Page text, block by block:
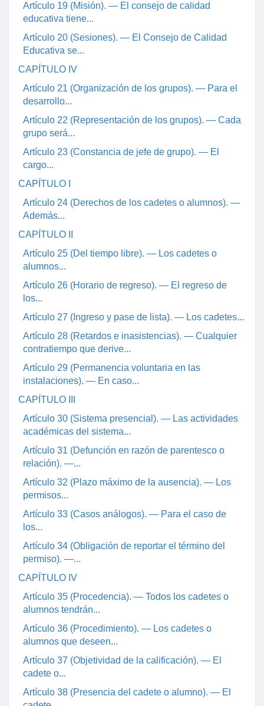
Artículo 19 (Misión). — El consejo de calidad
educativa tiene...
Artículo 20 (Sesiones). — El Consejo de Calidad
Educativa se...
CAPÍTULO IV
Artículo 21 (Organización de los grupos). — Para el
desarrollo...
Artículo 22 (Representación de los grupos). — Cada
grupo será...
Artículo 23 (Constancia de jefe de grupo). — El
cargo...
CAPÍTULO I
Artículo 24 (Derechos de los cadetes o alumnos). —
Además...
CAPÍTULO II
Artículo 25 (Del tiempo libre). — Los cadetes o
alumnos...
Artículo 26 (Horario de regreso). — El regreso de
los...
Artículo 27 (Ingreso y pase de lista). — Los cadetes...
Artículo 28 (Retardos e inasistencias). — Cualquier
contratiempo que derive...
Artículo 29 (Permanencia voluntaria en las
instalaciones). — En caso...
CAPÍTULO III
Artículo 30 (Sistema presencial). — Las actividades
académicas del sistema...
Artículo 31 (Defunción en razón de parentesco o
relación). —...
Artículo 32 (Plazo máximo de la ausencia). — Los
permisos...
Artículo 33 (Casos análogos). — Para el caso de
los...
Artículo 34 (Obligación de reportar el término del
permiso). —...
CAPÍTULO IV
Artículo 35 (Procedencia). — Todos los cadetes o
alumnos tendrán...
Artículo 36 (Procedimiento). — Los cadetes o
alumnos que deseen...
Artículo 37 (Objetividad de la calificación). — El
cadete o...
Artículo 38 (Presencia del cadete o alumno). — El